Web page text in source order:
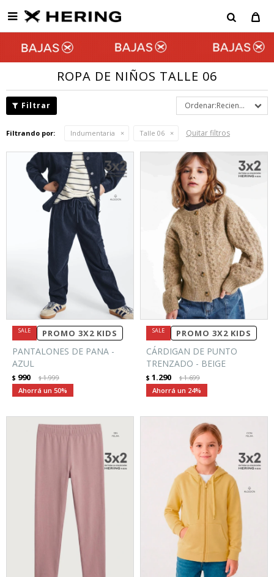

ROPA DE NIÑOS TALLE 06
Recientes
Filtrando por: Indumentaria Talle 06 Quitar filtros
PROMO 3X2 KIDS
PANTALONES DE PANA -
AZUL
$ 990 $1.999
50
PROMO 3X2 KIDS
CÁRDIGAN DE PUNTO
TRENZADO - BEIGE
$ 1.290 $1.699
24